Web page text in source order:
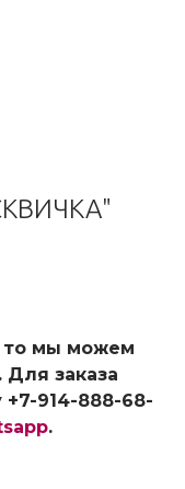
то мы можем
Для заказа
914-888-68-
.